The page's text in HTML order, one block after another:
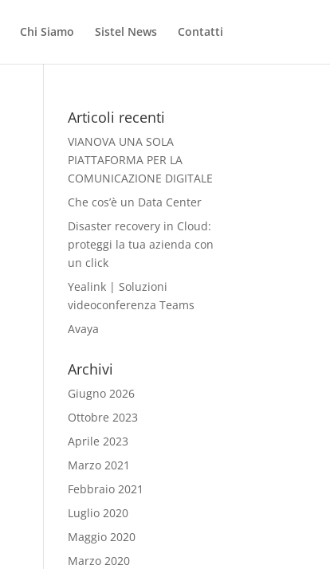
Chi Siamo Sistel News Contatti
Articoli recenti
VIANOVA UNA SOLA
PIATTAFORMA PER LA
COMUNICAZIONE DIGITALE
Che cos’è un Data Center
Disaster recovery in Cloud:
proteggi la tua azienda con
un click
Yealink | Soluzioni
videoconferenza Teams
Avaya
Archivi
Giugno 2026
Ottobre 2023
Aprile 2023
Marzo 2021
Febbraio 2021
Luglio 2020
Maggio 2020
Marzo 2020